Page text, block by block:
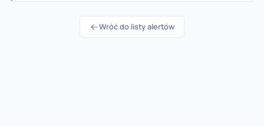
Wróć do listy alertów